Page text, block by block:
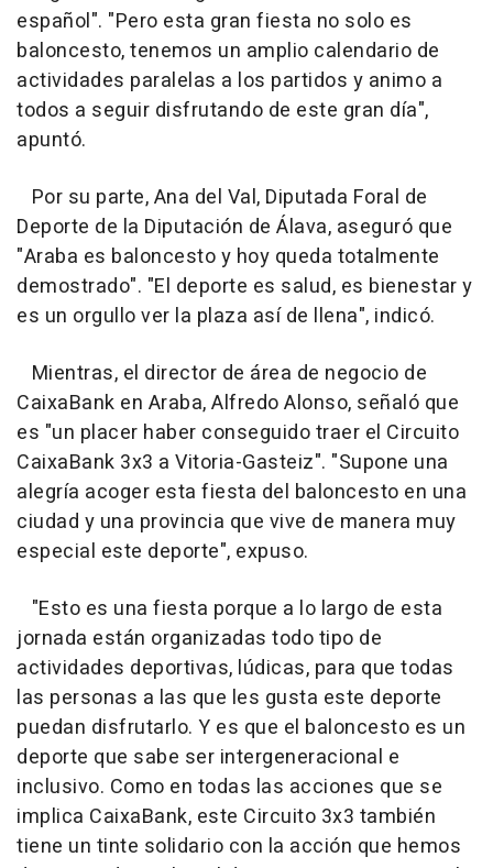
español". "Pero esta gran fiesta no solo es
baloncesto, tenemos un amplio calendario de
actividades paralelas a los partidos y animo a
todos a seguir disfrutando de este gran día",
apuntó.
Por su parte, Ana del Val, Diputada Foral de
Deporte de la Diputación de Álava, aseguró que
"Araba es baloncesto y hoy queda totalmente
demostrado". "El deporte es salud, es bienestar y
es un orgullo ver la plaza así de llena", indicó.
Mientras, el director de área de negocio de
CaixaBank en Araba, Alfredo Alonso, señaló que
es "un placer haber conseguido traer el Circuito
CaixaBank 3x3 a Vitoria-Gasteiz". "Supone una
alegría acoger esta fiesta del baloncesto en una
ciudad y una provincia que vive de manera muy
especial este deporte", expuso.
"Esto es una fiesta porque a lo largo de esta
jornada están organizadas todo tipo de
actividades deportivas, lúdicas, para que todas
las personas a las que les gusta este deporte
puedan disfrutarlo. Y es que el baloncesto es un
deporte que sabe ser intergeneracional e
inclusivo. Como en todas las acciones que se
implica CaixaBank, este Circuito 3x3 también
tiene un tinte solidario con la acción que hemos